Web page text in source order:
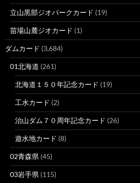
立山黒部ジオパークカード (19)
苗場山麓ジオカード (1)
ダムカード (3,684)
01北海道 (261)
北海道１５０年記念カード (19)
工水カード (2)
治山ダム７０周年記念カード (26)
遊水地カード (8)
02青森県 (45)
03岩手県 (115)